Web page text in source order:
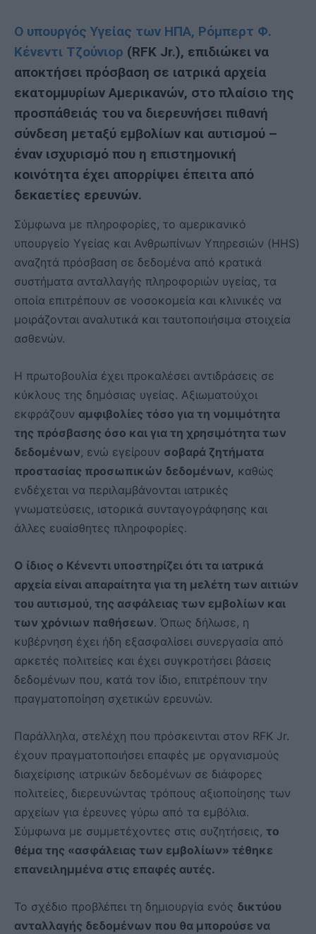
Ο υπουργός Υγείας των ΗΠΑ, Ρόμπερτ Φ.
Κένεντι Τζούνιορ (RFK Jr.), επιδιώκει να
αποκτήσει πρόσβαση σε ιατρικά αρχεία
εκατομμυρίων Αμερικανών, στο πλαίσιο της
προσπάθειάς του να διερευνήσει πιθανή
σύνδεση μεταξύ εμβολίων και αυτισμού –
έναν ισχυρισμό που η επιστημονική
κοινότητα έχει απορρίψει έπειτα από
δεκαετίες ερευνών.
Σύμφωνα με πληροφορίες, το αμερικανικό
υπουργείο Υγείας και Ανθρωπίνων Υπηρεσιών (HHS)
αναζητά πρόσβαση σε δεδομένα από κρατικά
συστήματα ανταλλαγής πληροφοριών υγείας, τα
οποία επιτρέπουν σε νοσοκομεία και κλινικές να
μοιράζονται αναλυτικά και ταυτοποιήσιμα στοιχεία
ασθενών.
Η πρωτοβουλία έχει προκαλέσει αντιδράσεις σε
κύκλους της δημόσιας υγείας. Αξιωματούχοι
εκφράζουν αμφιβολίες τόσο για τη νομιμότητα
της πρόσβασης όσο και για τη χρησιμότητα των
δεδομένων, ενώ εγείρουν σοβαρά ζητήματα
προστασίας προσωπικών δεδομένων, καθώς
ενδέχεται να περιλαμβάνονται ιατρικές
γνωματεύσεις, ιστορικά συνταγογράφησης και
άλλες ευαίσθητες πληροφορίες.
Ο ίδιος ο Κένεντι υποστηρίζει ότι τα ιατρικά
αρχεία είναι απαραίτητα για τη μελέτη των αιτιών
του αυτισμού, της ασφάλειας των εμβολίων και
των χρόνιων παθήσεων. Όπως δήλωσε, η
κυβέρνηση έχει ήδη εξασφαλίσει συνεργασία από
αρκετές πολιτείες και έχει συγκροτήσει βάσεις
δεδομένων που, κατά τον ίδιο, επιτρέπουν την
πραγματοποίηση σχετικών ερευνών.
Παράλληλα, στελέχη που πρόσκεινται στον RFK Jr.
έχουν πραγματοποιήσει επαφές με οργανισμούς
διαχείρισης ιατρικών δεδομένων σε διάφορες
πολιτείες, διερευνώντας τρόπους αξιοποίησης των
αρχείων για έρευνες γύρω από τα εμβόλια.
Σύμφωνα με συμμετέχοντες στις συζητήσεις, το
θέμα της «ασφάλειας των εμβολίων» τέθηκε
επανειλημμένα στις επαφές αυτές.
Το σχέδιο προβλέπει τη δημιουργία ενός δικτύου
ανταλλαγής δεδομένων που θα μπορούσε να